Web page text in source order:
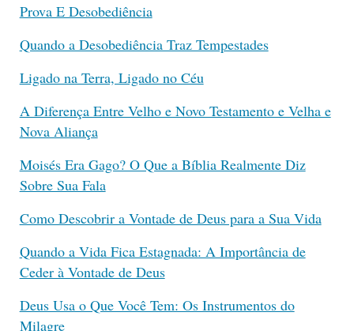
Prova E Desobediência
Quando a Desobediência Traz Tempestades
Ligado na Terra, Ligado no Céu
A Diferença Entre Velho e Novo Testamento e Velha e
Nova Aliança
Moisés Era Gago? O Que a Bíblia Realmente Diz
Sobre Sua Fala
Como Descobrir a Vontade de Deus para a Sua Vida
Quando a Vida Fica Estagnada: A Importância de
Ceder à Vontade de Deus
Deus Usa o Que Você Tem: Os Instrumentos do
Milagre